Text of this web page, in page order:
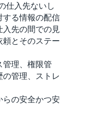
仕入先ないし
する情報の配信
先の間での見
とそのステー
管理、権限管
管理、ストレ
らの安全かつ安